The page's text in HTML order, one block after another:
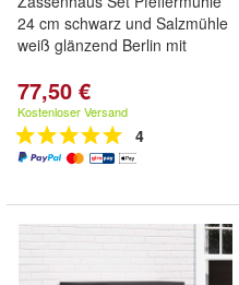
24 cm schwarz und Salzmühle
weiß glänzend Berlin mit
77,50 €
Kostenloser Versand
4